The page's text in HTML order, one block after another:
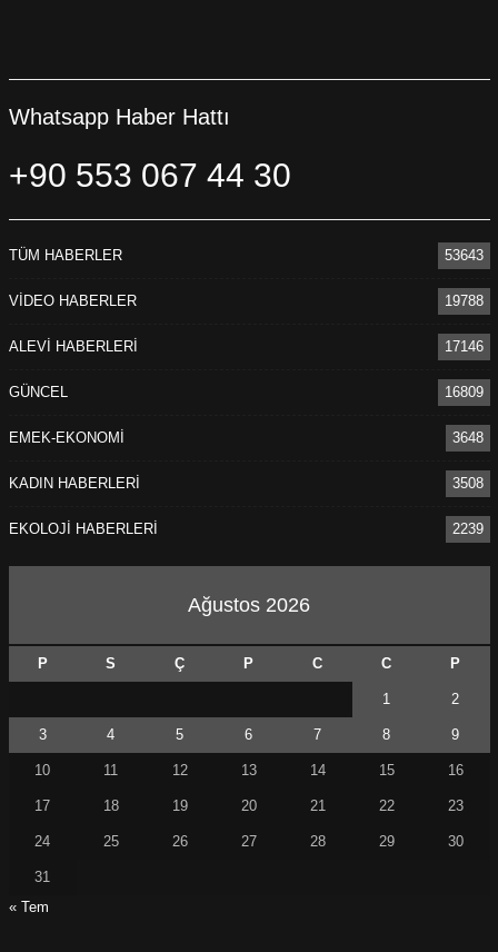
Whatsapp Haber Hattı
+90 553 067 44 30
TÜM HABERLER 53643
VİDEO HABERLER 19788
ALEVİ HABERLERİ 17146
GÜNCEL 16809
EMEK-EKONOMİ 3648
KADIN HABERLERİ 3508
EKOLOJİ HABERLERİ 2239
Ağustos 2026
P S Ç P C C P
1 2
3 4 5 6 7 8 9
10 11 12 13 14 15 16
17 18 19 20 21 22 23
24 25 26 27 28 29 30
31
« Tem